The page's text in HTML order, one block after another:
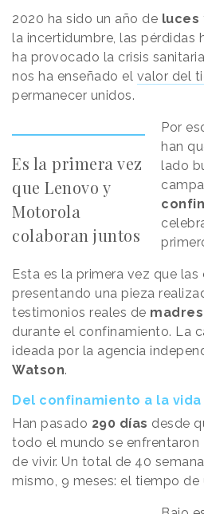
2020 ha sido un año de luces
la incertidumbre, las pérdidas
ha provocado la crisis
nos ha enseñado el valor del
permanecer unidos.
Es la primera vez
que Lenovo y
Motorola
colaboran juntos
Por
han
lado
Esta es la primera vez que las
presentando una pieza
testimonios reales de
durante el confinamiento. La
ideada por la agencia
Watson.
Del confinamiento a la vida
Han pasado 290 días desde
todo el mundo se enfrentaron
de vivir. Un total de 40
mismo, 9 meses: el tiempo de